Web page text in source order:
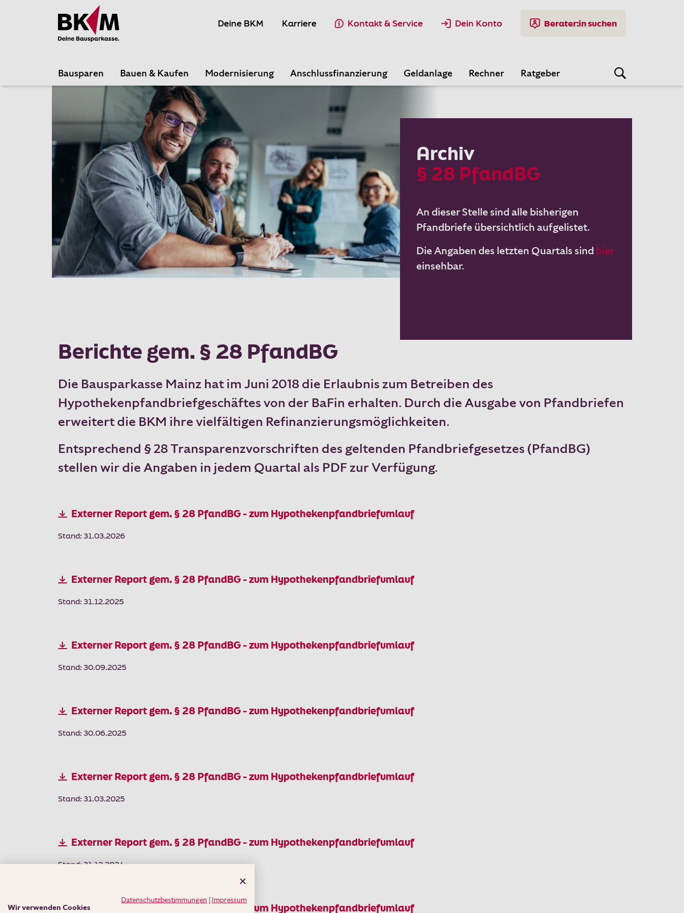
Datenschutzbestimmungen
Impressum
Wir verwenden Cookies
Deine BKM Karriere Kontakt & Service Dein Konto Berater:in suchen
Bausparen Bauen & Kaufen Modernisierung Anschlussfinanzierung Geldanlage Rechner Ratgeber
Archiv
§ 28 PfandBG
An dieser Stelle sind alle bisherigen
Pfandbriefe übersichtlich aufgelistet.
Die Angaben des letzten Quartals sind hier
einsehbar.
Berichte gem. § 28 PfandBG
Die Bausparkasse Mainz hat im Juni 2018 die Erlaubnis zum Betreiben des
Hypothekenpfandbriefgeschäftes von der BaFin erhalten. Durch die Ausgabe von Pfandbriefen
erweitert die BKM ihre vielfältigen Refinanzierungsmöglichkeiten.
Entsprechend § 28 Transparenzvorschriften des geltenden Pfandbriefgesetzes (PfandBG)
stellen wir die Angaben in jedem Quartal als PDF zur Verfügung.
Externer Report gem. § 28 PfandBG - zum Hypothekenpfandbriefumlauf
Stand: 31.03.2026
Externer Report gem. § 28 PfandBG - zum Hypothekenpfandbriefumlauf
Stand: 31.12.2025
Externer Report gem. § 28 PfandBG - zum Hypothekenpfandbriefumlauf
Stand: 30.09.2025
Externer Report gem. § 28 PfandBG - zum Hypothekenpfandbriefumlauf
Stand: 30.06.2025
Externer Report gem. § 28 PfandBG - zum Hypothekenpfandbriefumlauf
Stand: 31.03.2025
Externer Report gem. § 28 PfandBG - zum Hypothekenpfandbriefumlauf
Stand: 31.12.2024
Externer Report gem. § 28 PfandBG - zum Hypothekenpfandbriefumlauf
Mach mit bei der Online-Umfrage zum Thema
„Beliebteste Bausparkasse 2026“
Als Dankeschön fürs Mitmachen verlosen wir
unter allen Teilnehmenden drei Amazon-
Gutscheine im Wert von je 50 €. Am Ende der
Umfrage gelangst du zum Gewinnspiel.
Jetzt abstimmen